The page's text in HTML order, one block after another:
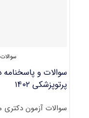
سوالات
سوالات و
پرتوپزشکی ۱۴۰۲
سوالات آزمون